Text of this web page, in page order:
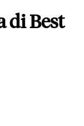
di Best